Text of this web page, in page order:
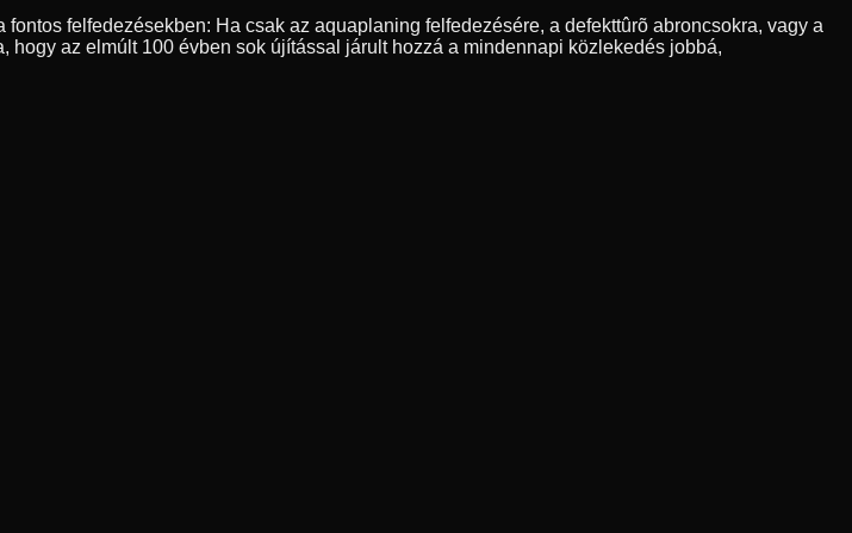
felfedezésekben: Ha csak az aquaplaning felfedezésére, a defekttûrõ abroncsokra, vagy a
hogy az elmúlt 100 évben sok újítással járult hozzá a mindennapi közlekedés jobbá,